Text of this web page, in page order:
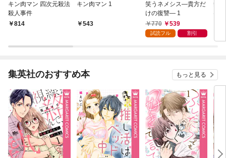
キン肉マン 四次元殺法
殺人事件
814
キン肉マン 1
543
笑うネメシス―貴方だ
けの復讐― 1
770
539
試読フル 割引
笑
集英社のおすすめ本 もっと見る